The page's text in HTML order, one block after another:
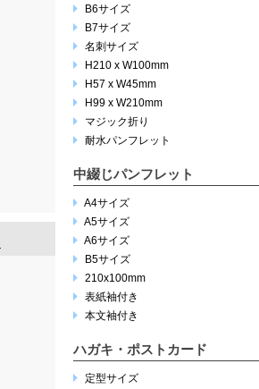
B6サイズ
B7サイズ
名刺サイズ
H210 x W100mm
H57 x W45mm
H99 x W210mm
マジック折り
耐水パンフレット
中綴じパンフレット
A4サイズ
A5サイズ
A6サイズ
B5サイズ
210x100mm
表紙袖付き
本文袖付き
ハガキ・ポストカード
定型サイズ